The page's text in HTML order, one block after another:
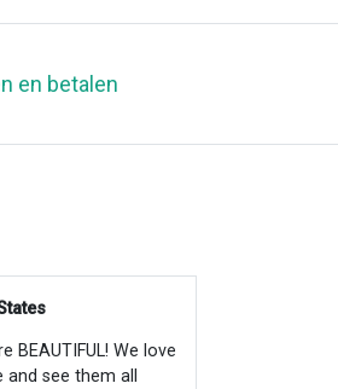
en betalen
BEAUTIFUL! We love
and see them all